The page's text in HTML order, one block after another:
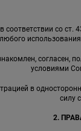
со
согласен,
условиями
в
силу
2.